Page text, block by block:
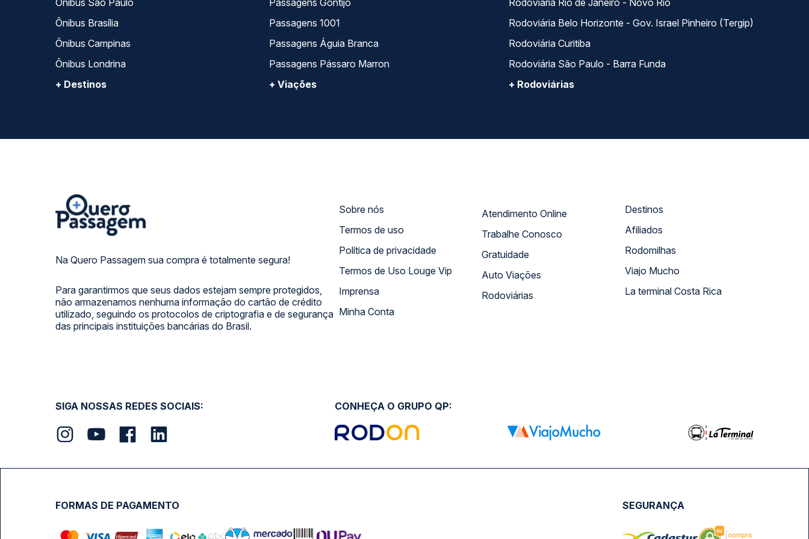
Ônibus São Paulo
Ônibus Brasília
Ônibus Campinas
Ônibus Londrina
+ Destinos
Passagens Gontijo
Passagens 1001
Passagens Águia Branca
Passagens Pássaro Marron
+ Viações
Rodoviária Rio de Janeiro - Novo Rio
Rodoviária Belo Horizonte - Gov. Israel Pinheiro (Tergip)
Rodoviária Curitiba
Rodoviária São Paulo - Barra Funda
+ Rodoviárias
Na Quero Passagem sua compra é totalmente segura!
Para garantirmos que seus dados estejam sempre protegidos,
não armazenamos nenhuma informação do cartão de crédito
utilizado, seguindo os protocolos de criptografia e de segurança
das principais instituições bancárias do Brasil.
Sobre nós
Termos de uso
Política de privacidade
Termos de Uso Louge Vip
Imprensa
Minha Conta
Atendimento Online
Trabalhe Conosco
Gratuidade
Auto Viações
Rodoviárias
Destinos
Afiliados
Rodomilhas
Viajo Mucho
La terminal Costa Rica
SIGA NOSSAS REDES SOCIAIS: CONHEÇA O GRUPO QP:
FORMAS DE PAGAMENTO SEGURANÇA